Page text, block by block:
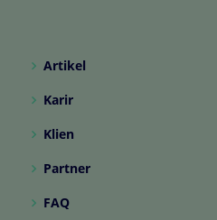
Artikel
Karir
Klien
Partner
FAQ